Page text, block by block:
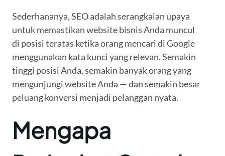
Sederhananya, SEO adalah serangkaian upaya
untuk memastikan website bisnis Anda muncul
di posisi teratas ketika orang mencari di Google
menggunakan kata kunci yang relevan. Semakin
tinggi posisi Anda, semakin banyak orang yang
mengunjungi website Anda — dan semakin besar
peluang konversi menjadi pelanggan nyata.
Mengapa